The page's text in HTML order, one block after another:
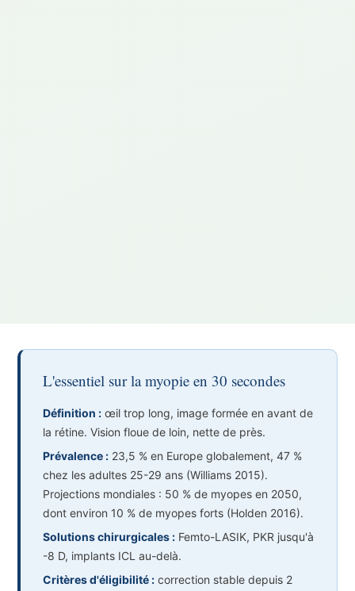
L'essentiel sur la myopie en 30 secondes
Définition : œil trop long, image formée en avant de
la rétine. Vision floue de loin, nette de près.
Prévalence : 23,5 % en Europe globalement, 47 %
chez les adultes 25-29 ans (Williams 2015).
Projections mondiales : 50 % de myopes en 2050,
dont environ 10 % de myopes forts (Holden 2016).
Solutions chirurgicales : Femto-LASIK, PKR jusqu'à
-8 D, implants ICL au-delà.
Critères d'éligibilité : correction stable depuis 2